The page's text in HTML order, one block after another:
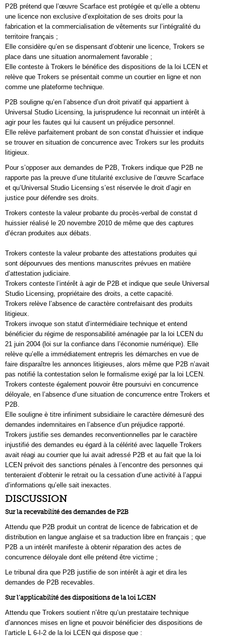
P2B prétend que l’œuvre Scarface est protégée et qu’elle a obtenu
une licence non exclusive d’exploitation de ses droits pour la
fabrication et la commercialisation de vêtements sur l’intégralité du
territoire français ;
Elle considère qu’en se dispensant d’obtenir une licence, Trokers se
place dans une situation anormalement favorable ;
Elle conteste à Trokers le bénéfice des dispositions de la loi LCEN et
relève que Trokers se présentait comme un courtier en ligne et non
comme une plateforme technique.
P2B souligne qu’en l’absence d’un droit privatif qui appartient à
Universal Studio Licensing, la jurisprudence lui reconnait un intérêt à
agir pour les fautes qui lui causent un préjudice personnel.
Elle relève parfaitement probant de son constat d’huissier et indique
se trouver en situation de concurrence avec Trokers sur les produits
litigieux.
Pour s’opposer aux demandes de P2B, Trokers indique que P2B ne
rapporte pas la preuve d’une titularité exclusive de l’œuvre Scarface
et qu’Universal Studio Licensing s’est réservée le droit d’agir en
justice pour défendre ses droits.
Trokers conteste la valeur probante du procès-verbal de constat d
huissier réalisé le 20 novembre 2010 de même que des captures
d’écran produites aux débats.
Trokers conteste la valeur probante des attestations produites qui
sont dépourvues des mentions manuscrites prévues en matière
d’attestation judiciaire.
Trokers conteste l’intérêt à agir de P2B et indique que seule Universal
Studio Licensing, propriétaire des droits, a cette capacité.
Trokers relève l’absence de caractère contrefaisant des produits
litigieux.
Trokers invoque son statut d’intermédiaire technique et entend
bénéficier du régime de responsabilité aménagée par la loi LCEN du
21 juin 2004 (loi sur la confiance dans l’économie numérique). Elle
relève qu’elle a immédiatement entrepris les démarches en vue de
faire disparaître les annonces litigieuses, alors même que P2B n’avait
pas notifié la contestation selon le formalisme exigé par la loi LCEN.
Trokers conteste également pouvoir être poursuivi en concurrence
déloyale, en l’absence d’une situation de concurrence entre Trokers et
P2B.
Elle souligne è titre infiniment subsidiaire le caractère démesuré des
demandes indemnitaires en l’absence d’un préjudice rapporté.
Trokers justifie ses demandes reconventionnelles par le caractère
injustifié des demandes eu égard à la célérité avec laquelle Trokers
avait réagi au courrier que lui avait adressé P2B et au fait que la loi
LCEN prévoit des sanctions pénales à l’encontre des personnes qui
tenteraient d’obtenir le retrait ou la cessation d’une activité à l’appui
d’informations qu’elle sait inexactes.
DISCUSSION
Sur la recevabilité des demandes de P2B
Attendu que P2B produit un contrat de licence de fabrication et de
distribution en langue anglaise et sa traduction libre en français ; que
P2B a un intérêt manifeste à obtenir réparation des actes de
concurrence déloyale dont elle prétend être victime ;
Le tribunal dira que P2B justifie de son intérêt à agir et dira les
demandes de P2B recevables.
Sur l’applicabilité des dispositions de la loi LCEN
Attendu que Trokers soutient n’être qu’un prestataire technique
d’annonces mises en ligne et pouvoir bénéficier des dispositions de
l’article L 6-I-2 de la loi LCEN qui dispose que :